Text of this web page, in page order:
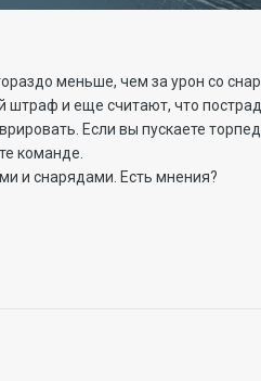
меньше, чем за урон со
и еще считают, что
Если вы пускаете
команде.
и снарядами. Есть мнения?